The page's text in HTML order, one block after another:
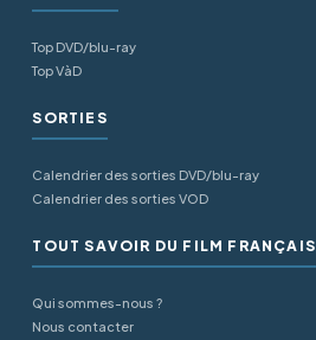
Top DVD/blu-ray
Top VàD
SORTIES
Calendrier des sorties DVD/blu-ray
Calendrier des sorties VOD
TOUT SAVOIR DU FILM FRANÇAIS
Qui sommes-nous ?
Nous contacter